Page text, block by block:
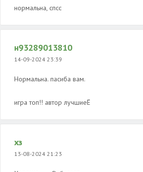
нормальна, спсс
н93289013810
14-09-2024 23:39
Нормальна. пасиба вам.
игра топ!! автор лучшиеЁ
хз
13-08-2024 21:23